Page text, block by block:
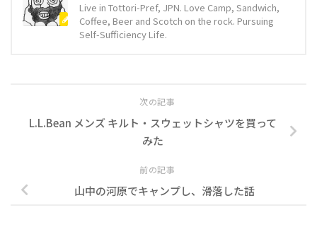
Live in Tottori-Pref, JPN. Love Camp, Sandwich,
Coffee, Beer and Scotch on the rock. Pursuing
Self-Sufficiency Life.
次の記事
L.L.Bean メンズ キルト・スウェットシャツを買って
みた
前の記事
山中の河原でキャンプし、滑落した話